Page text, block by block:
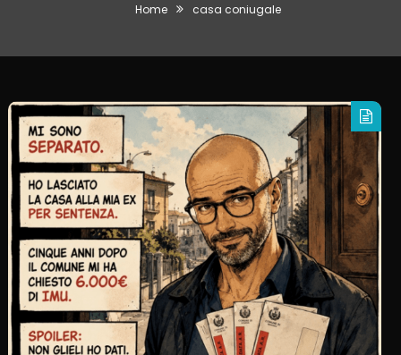
Home casa coniugale